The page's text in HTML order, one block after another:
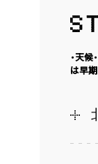
・天
は早